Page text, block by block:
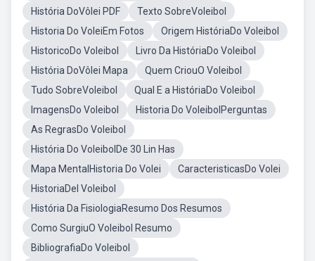
História DoVôlei PDF
Texto SobreVoleibol
Historia Do VoleiEm Fotos
Origem HistóriaDo Voleibol
HistoricoDo Voleibol
Livro Da HistóriaDo Voleibol
História DoVôlei Mapa
Quem CriouO Voleibol
Tudo SobreVoleibol
Qual E a HistóriaDo Voleibol
ImagensDo Voleibol
Historia Do VoleibolPerguntas
As RegrasDo Voleibol
História Do VoleibolDe 30 Lin Has
Mapa MentalHistoria Do Volei
CaracteristicasDo Volei
HistoriaDel Voleibol
História Da FisiologiaResumo Dos Resumos
Como SurgiuO Voleibol Resumo
BibliografiaDo Voleibol